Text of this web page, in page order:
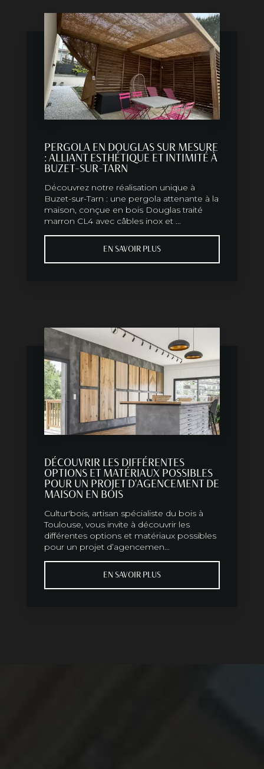
PERGOLA EN DOUGLAS SUR MESURE
: ALLIANT ESTHÉTIQUE ET INTIMITÉ À
BUZET-SUR-TARN
Découvrez notre réalisation unique à
Buzet-sur-Tarn : une pergola attenante à la
maison, conçue en bois Douglas traité
marron CL4 avec câbles inox et ...
EN SAVOIR PLUS
DÉCOUVRIR LES DIFFÉRENTES
OPTIONS ET MATÉRIAUX POSSIBLES
POUR UN PROJET D'AGENCEMENT DE
MAISON EN BOIS
Cultur'bois, artisan spécialiste du bois à
Toulouse, vous invite à découvrir les
différentes options et matériaux possibles
pour un projet d’agencemen...
EN SAVOIR PLUS